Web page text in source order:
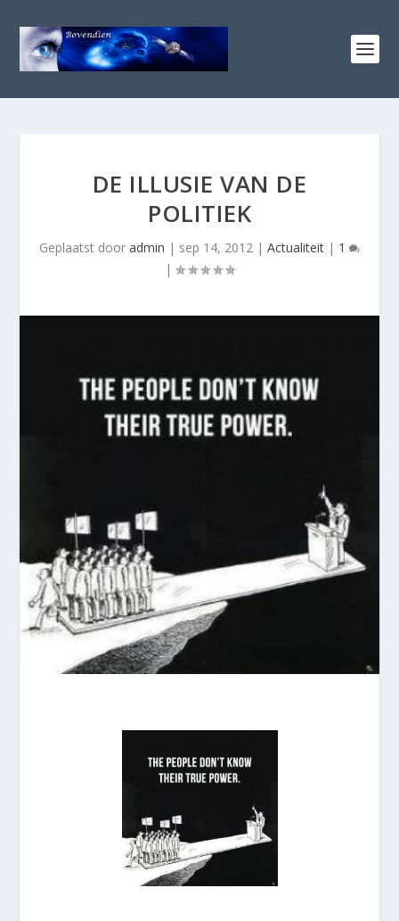
DE ILLUSIE VAN DE
POLITIEK
Geplaatst door admin | sep 14, 2012 | Actualiteit | 1
|